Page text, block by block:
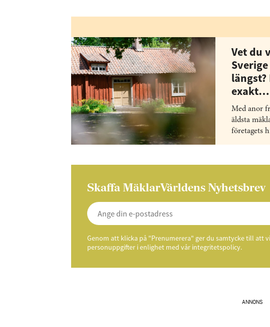
Vet du
exakt…
Med anor
äldsta
företagets
Skaffa MäklarVärldens Nyhetsbrev
Genom att klicka på "Prenumerera" ger du samtycke till att
personuppgifter i enlighet med vår integritetspolicy.
ANNONS